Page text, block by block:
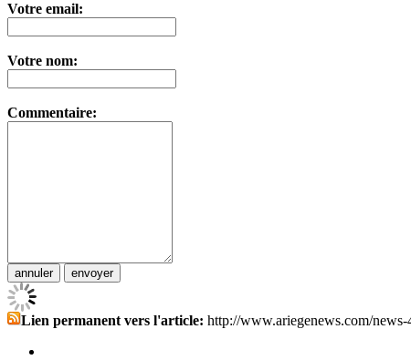
Votre email:
Votre nom:
Commentaire:
Lien permanent vers l'article: http://www.ariegenews.com/news-